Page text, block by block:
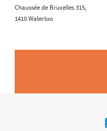
Chaussée de Bruxelles 315,
1410 Waterloo